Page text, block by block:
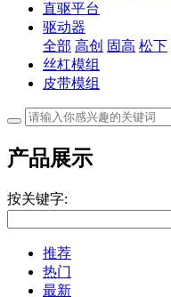
直驱平台
驱动器
全部 高创 固高 松下
丝杠模组
皮带模组
产品展示
按关键字:
推荐
热门
最新